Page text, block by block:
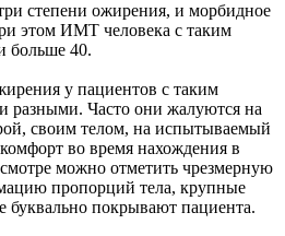
степени ожирения, и морбидное
этом ИМТ человека с таким
больше 40.
у пациентов с таким
разными. Часто они жалуются на
своим телом, на испытываемый
во время нахождения в
можно отметить чрезмерную
пропорций тела, крупные
буквально покрывают пациента.